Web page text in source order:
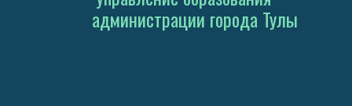
администрации города Тулы